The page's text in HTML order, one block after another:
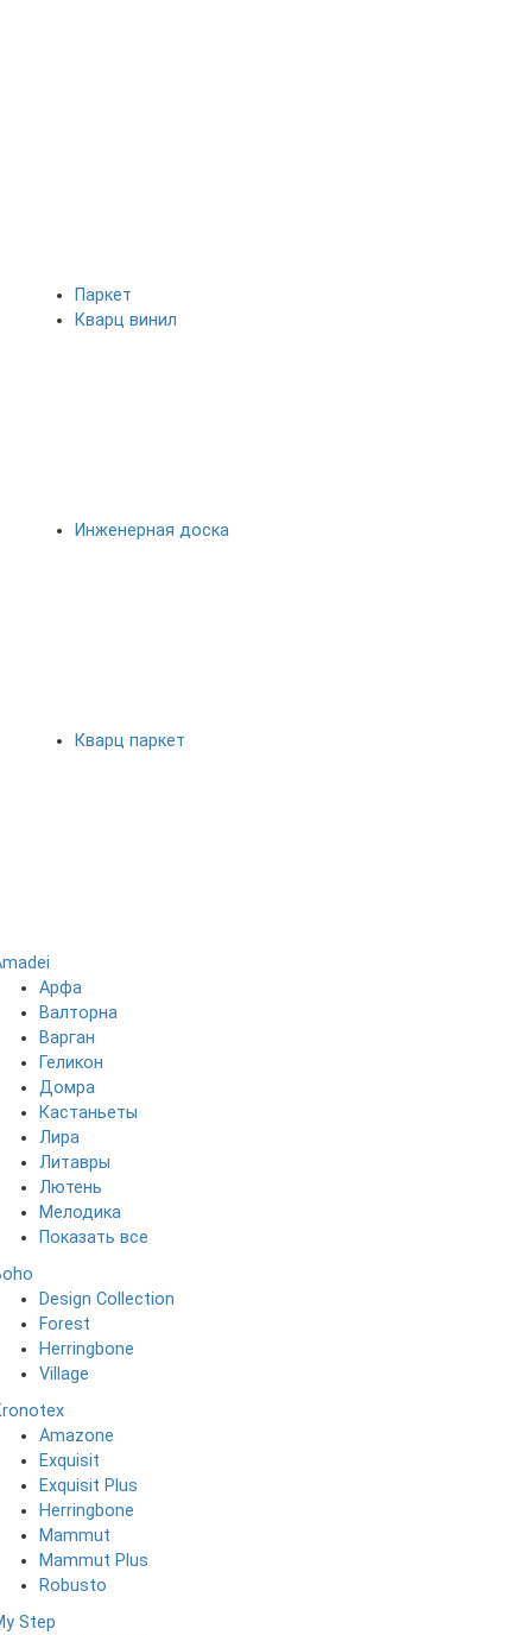
Паркет
Кварц винил
Инженерная доска
Кварц паркет
Арфа
Валторна
Варган
Геликон
Домра
Кастаньеты
Лира
Литавры
Лютень
Мелодика
Показать все
Design Collection
Forest
Herringbone
Village
Amazone
Exquisit
Exquisit Plus
Herringbone
Mammut
Mammut Plus
Robusto
Step